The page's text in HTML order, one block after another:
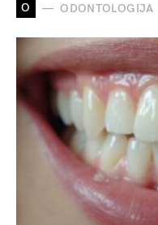
O ODONTOLOGIJA